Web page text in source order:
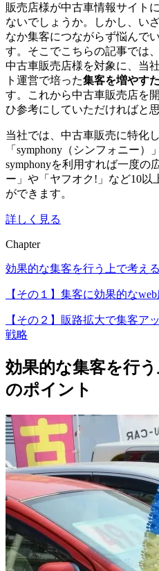
販売店様が中古車情報サイト
ないでしょうか。しかし、い
なか集客につながらず悩んで
す。そこでこちらの記事では
中古車販売店様を対象に、当
ト運営で培った集客を増やす
す。これから中古車販売店を
ひ参考にしていただければと思
当社では、中古車販売に特化
「symphony（シンフォニー
symphonyを利用すれば一度の
ー」や「ヤフオク!」など10以
ができます。
詳しく見る
Chapter
効果的な集客を行う上で考え
【その１】集客に効果的な
【その２】販路拡大で集客
戦略
効果的な集客を行
のポイント